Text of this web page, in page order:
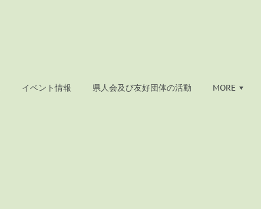
イベント情報 県人会及び友好団体の活動 MORE